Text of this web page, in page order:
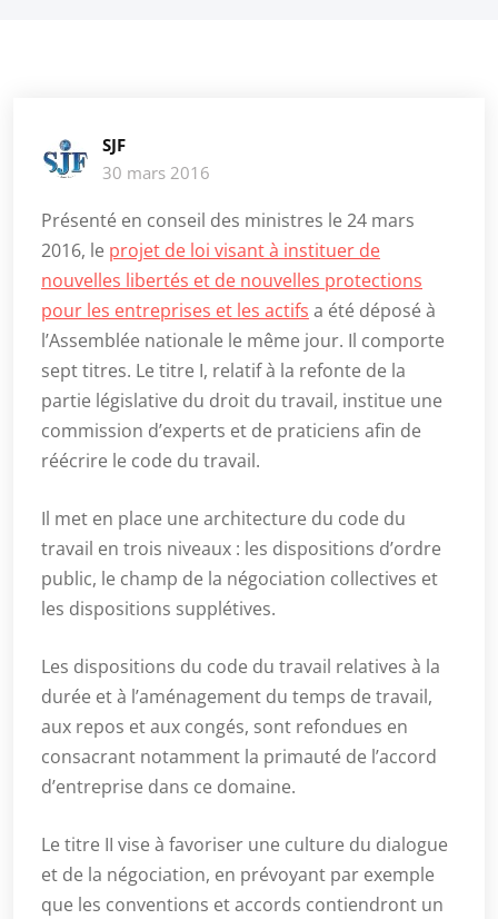
SJF
30 mars 2016
Présenté en conseil des ministres le 24 mars
2016, le projet de loi visant à instituer de
nouvelles libertés et de nouvelles protections
pour les entreprises et les actifs a été déposé à
l’Assemblée nationale le même jour. Il comporte
sept titres. Le titre I, relatif à la refonte de la
partie législative du droit du travail, institue une
commission d’experts et de praticiens afin de
réécrire le code du travail.
Il met en place une architecture du code du
travail en trois niveaux : les dispositions d’ordre
public, le champ de la négociation collectives et
les dispositions supplétives.
Les dispositions du code du travail relatives à la
durée et à l’aménagement du temps de travail,
aux repos et aux congés, sont refondues en
consacrant notamment la primauté de l’accord
d’entreprise dans ce domaine.
Le titre II vise à favoriser une culture du dialogue
et de la négociation, en prévoyant par exemple
que les conventions et accords contiendront un